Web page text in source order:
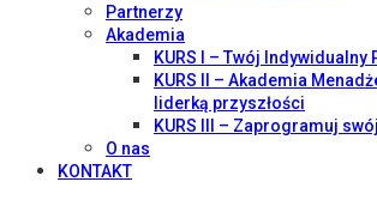
Partnerzy
Akademia
KURS I – Twój
KURS II – Akademia
liderką przyszłości
KURS III – Zaprogramuj
O nas
KONTAKT